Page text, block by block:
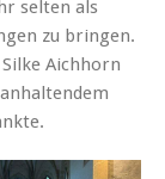
selten als
zu bringen.
Aichhorn